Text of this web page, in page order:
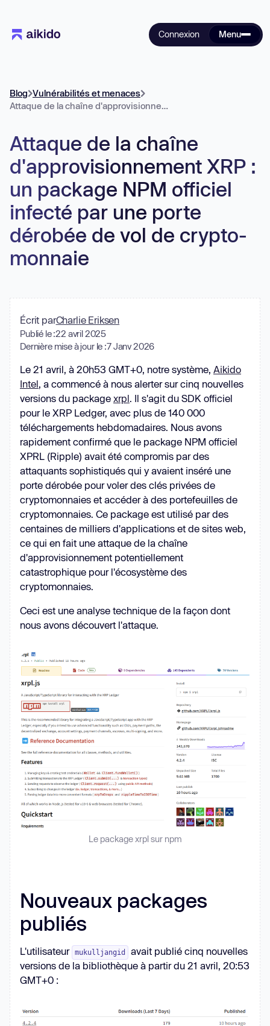
Connexion Menu
Blog Vulnérabilités et menaces
Attaque de la chaîne d'approvisionnement XRP : un package NPM officiel infecté par une porte dérobée de vol de crypto-monnaie
Attaque de la chaîne
d'approvisionnement XRP :
un package NPM officiel
infecté par une porte
dérobée de vol de crypto-
monnaie
Écrit parCharlie Eriksen
Publié le :22 avril 2025
Dernière mise à jour le :7 Janv 2026
Le 21 avril, à 20h53 GMT+0, notre système, Aikido
Intel, a commencé à nous alerter sur cinq nouvelles
versions du package xrpl. Il s'agit du SDK officiel
pour le XRP Ledger, avec plus de 140 000
téléchargements hebdomadaires. Nous avons
rapidement confirmé que le package NPM officiel
XPRL (Ripple) avait été compromis par des
attaquants sophistiqués qui y avaient inséré une
porte dérobée pour voler des clés privées de
cryptomonnaies et accéder à des portefeuilles de
cryptomonnaies. Ce package est utilisé par des
centaines de milliers d'applications et de sites web,
ce qui en fait une attaque de la chaîne
d'approvisionnement potentiellement
catastrophique pour l'écosystème des
cryptomonnaies.
Ceci est une analyse technique de la façon dont
nous avons découvert l'attaque.
Le package xrpl sur npm
Nouveaux packages
publiés
L'utilisateur mukulljangid
avait publié cinq nouvelles
versions de la bibliothèque à partir du 21 avril, 20:53
GMT+0 :